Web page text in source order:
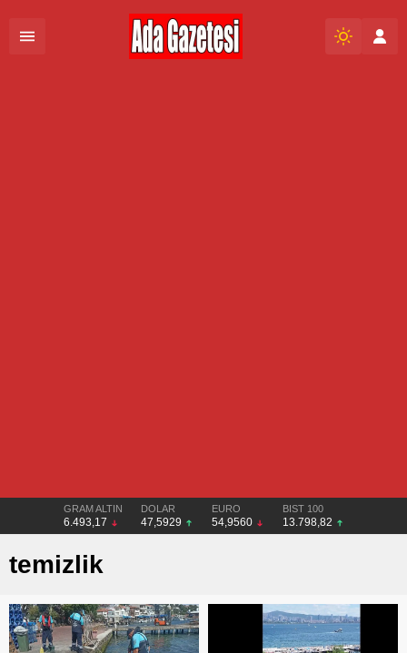
GRAM ALTIN
6.493,17
DOLAR
47,5929
EURO
54,9560
BIST 100
13.798,82
temizlik